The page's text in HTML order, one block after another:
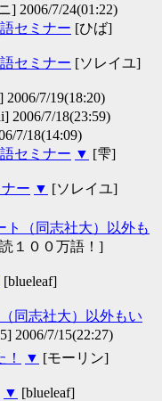
] 2006/7/24(01:22)
セミナー [ひば]
セミナー [ソレイユ]
2006/7/19(18:20)
2006/7/18(23:59)
7/18(14:09)
セミナー ▼ [雫]
ー ▼ [ソレイユ]
ト（同志社大）以外も
１００万語！]
[blueleaf]
同志社大）以外もい
2006/7/15(22:27)
▼ [モーリン]
▼ [blueleaf]